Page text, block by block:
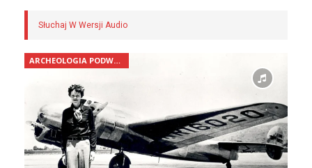
Słuchaj W Wersji Audio
ARCHEOLOGIA PODWODNA